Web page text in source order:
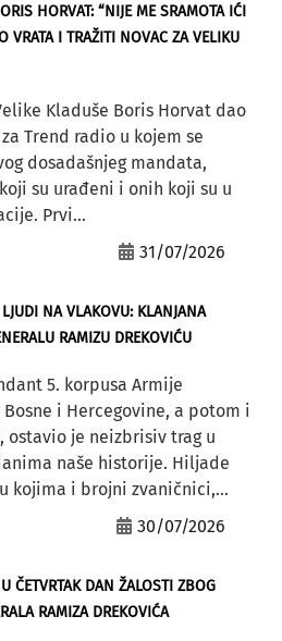
HORVAT: “NIJE ME SRAMOTA IĆI
VRATA I TRAŽITI NOVAC ZA VELIKU
Kladuše Boris Horvat dao
Trend radio u kojem se
dosadašnjeg mandata,
su urađeni i onih koji su u
Prvi...
31/07/2026
NA VLAKOVU: KLANJANA
RAMIZU DREKOVIĆU
5. korpusa Armije
i Hercegovine, a potom i
ostavio je neizbrisiv trag u
naše historije. Hiljade
kojima i brojni zvaničnici,...
30/07/2026
ČETVRTAK DAN ŽALOSTI ZBOG
RAMIZA DREKOVIĆA